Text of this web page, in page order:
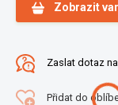
Zobrazit
Zaslat dotaz
Přidat do